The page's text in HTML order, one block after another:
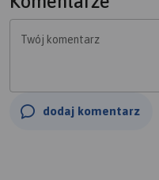
Twój komentarz
dodaj komentarz